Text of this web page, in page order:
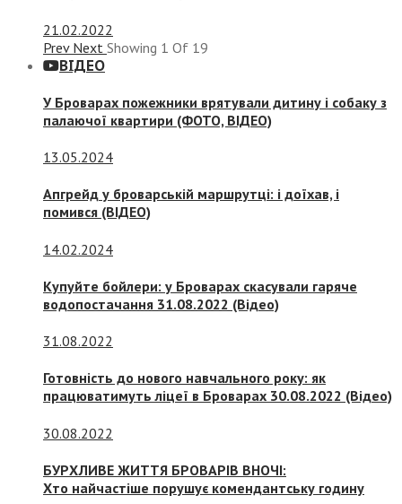
21.02.2022
Prev Next Showing 1 Of 19
ВІДЕО
У Броварах пожежники врятували дитину і собаку з
палаючої квартири (ФОТО, ВІДЕО)
13.05.2024
Апгрейд у броварській маршрутці: і доїхав, і
помився (ВІДЕО)
14.02.2024
Купуйте бойлери: у Броварах скасували гаряче
водопостачання 31.08.2022 (Відео)
31.08.2022
Готовність до нового навчального року: як
працюватимуть ліцеї в Броварах 30.08.2022 (Відео)
30.08.2022
БУРХЛИВЕ ЖИТТЯ БРОВАРІВ ВНОЧІ:
Хто найчастіше порушує комендантську годину